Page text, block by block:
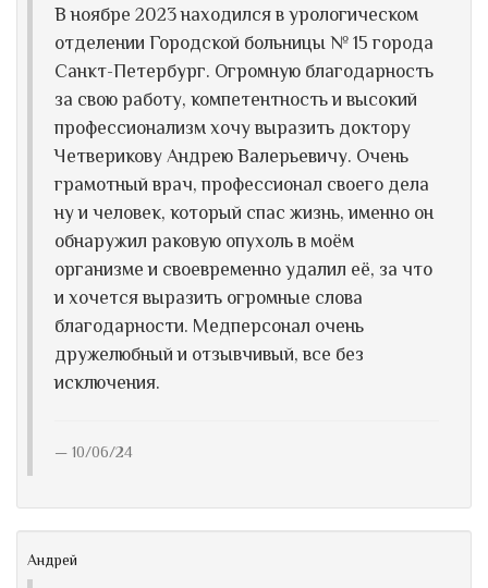
В ноябре 2023 находился в урологическом
отделении Городской больницы № 15 города
Санкт-Петербург. Огромную благодарность
за свою работу, компетентность и высокий
профессионализм хочу выразить доктору
Четверикову Андрею Валерьевичу. Очень
грамотный врач, профессионал своего дела
ну и человек, который спас жизнь, именно он
обнаружил раковую опухоль в моём
организме и своевременно удалил её, за что
и хочется выразить огромные слова
благодарности. Медперсонал очень
дружелюбный и отзывчивый, все без
исключения.
10/06/24
Андрей